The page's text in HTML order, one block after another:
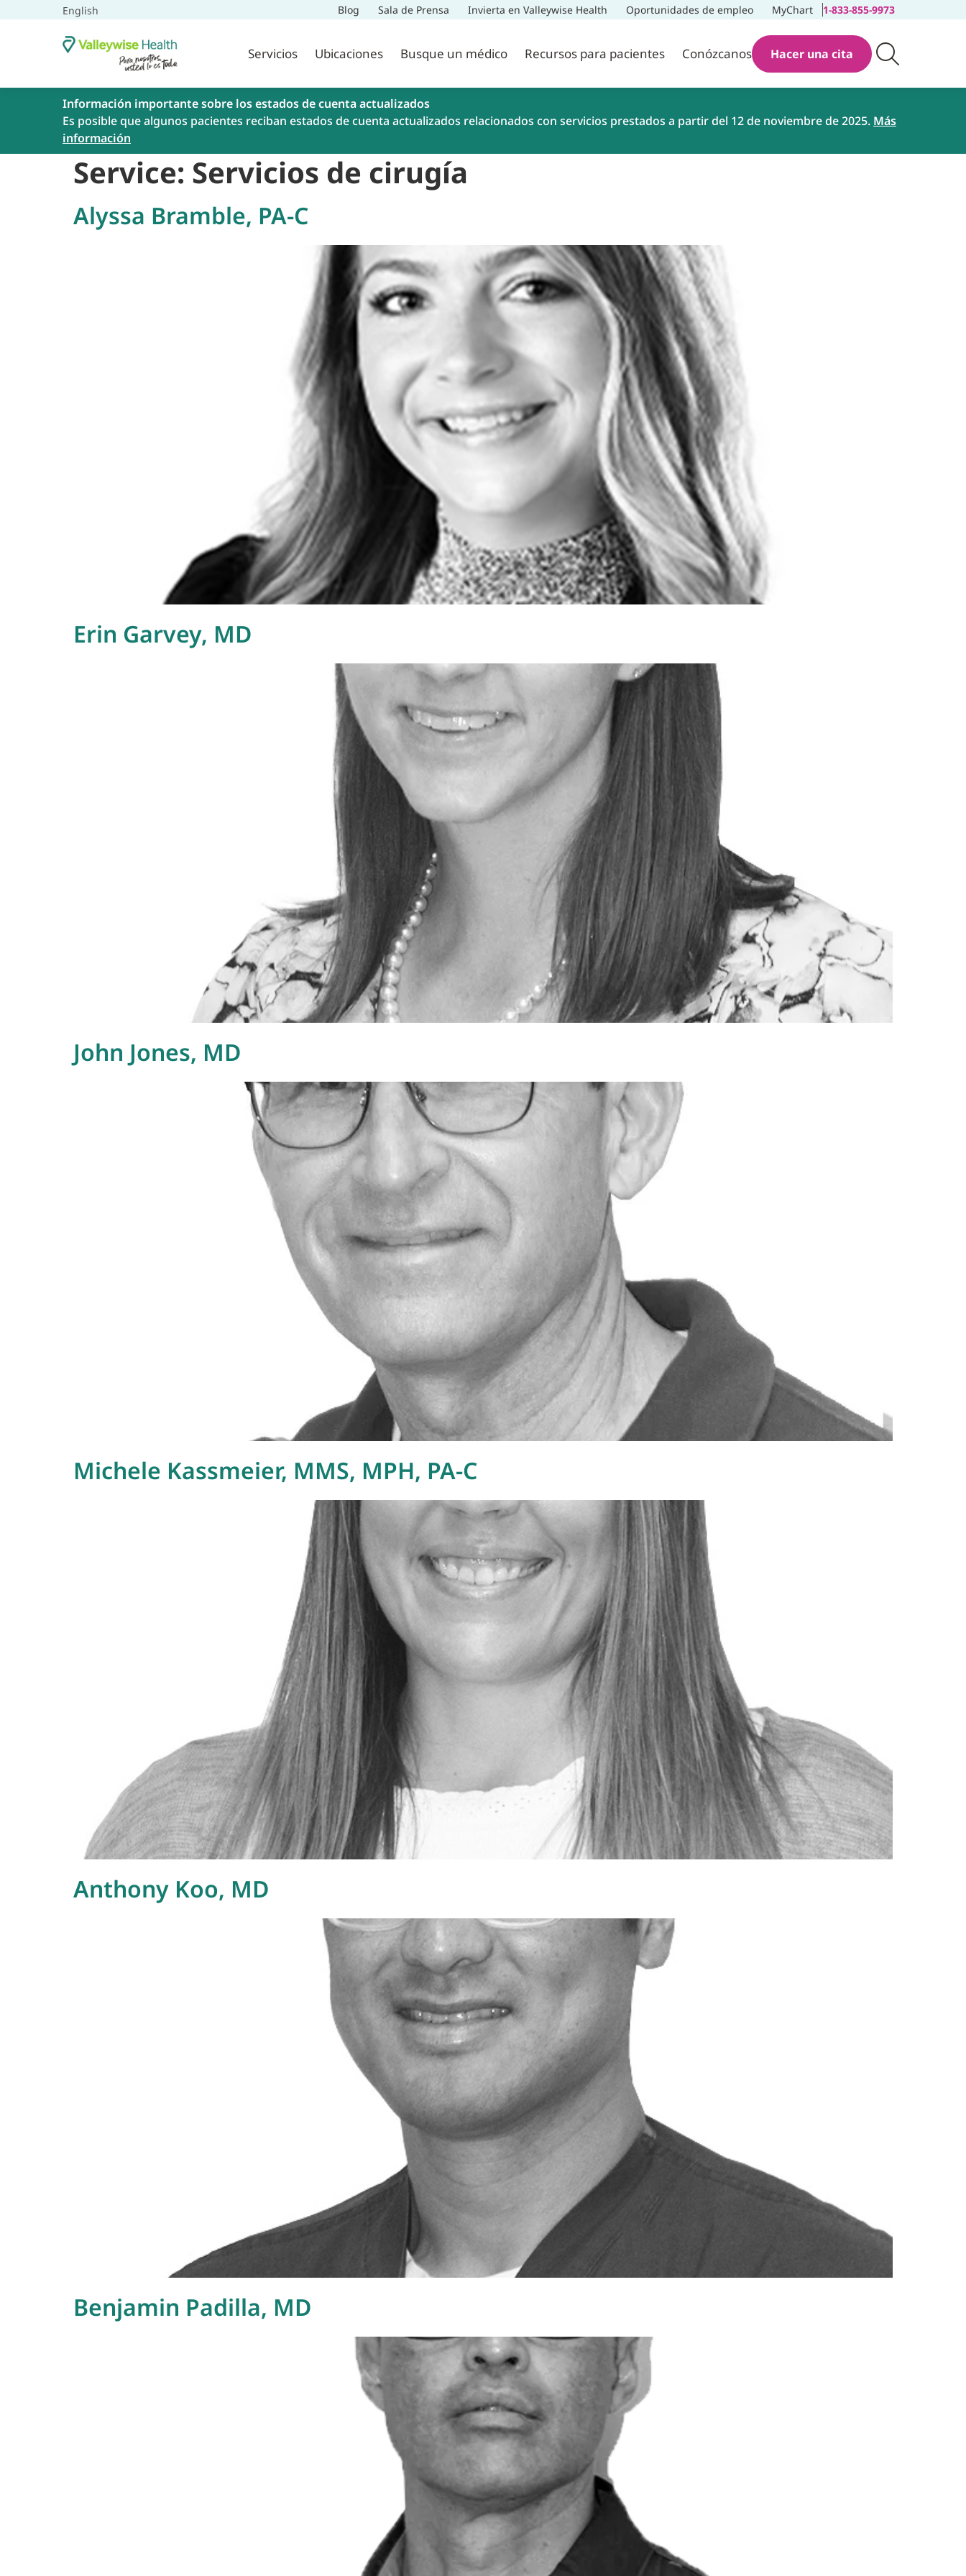
English Blog Sala de Prensa Invierta en Valleywise Health Oportunidades de empleo MyChart 1-833-855-9973
Servicios Ubicaciones Busque un médico Recursos para pacientes Conózcanos Hacer una cita
Información importante sobre los estados de cuenta actualizados
Es posible que algunos pacientes reciban estados de cuenta actualizados relacionados con servicios prestados a partir del 12 de noviembre de 2025. Más
información
Service: Servicios de cirugía
Alyssa Bramble, PA-C
Erin Garvey, MD
John Jones, MD
Michele Kassmeier, MMS, MPH, PA-C
Anthony Koo, MD
Benjamin Padilla, MD